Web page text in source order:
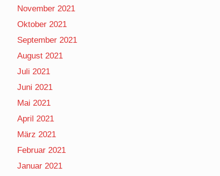
November 2021
Oktober 2021
September 2021
August 2021
Juli 2021
Juni 2021
Mai 2021
April 2021
März 2021
Februar 2021
Januar 2021